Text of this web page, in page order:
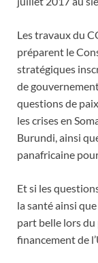
Les travaux du
préparent le
stratégiques
de
questions de
les crises en
Burundi, ainsi
panafricaine
Et si les
la santé ainsi
part belle lors
financement de